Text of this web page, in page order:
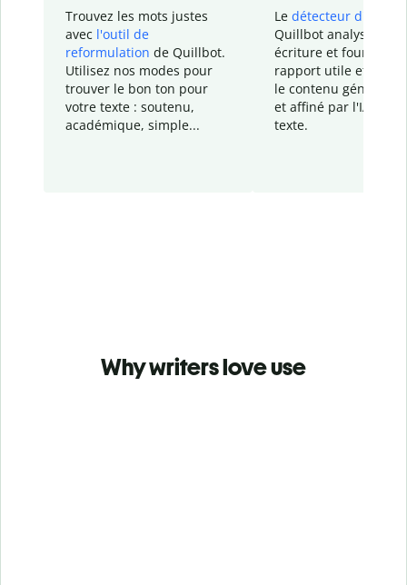
Trouvez les mots justes
avec l'outil de
reformulation de Quillbot.
Utilisez nos modes pour
trouver le bon ton pour
votre texte : soutenu,
académique, simple...
Le détecteur d'IA
Quillbot analyse votre
écriture et fournit un
rapport utile et
le contenu généré
et affiné par l'IA
texte.
Why writers love use